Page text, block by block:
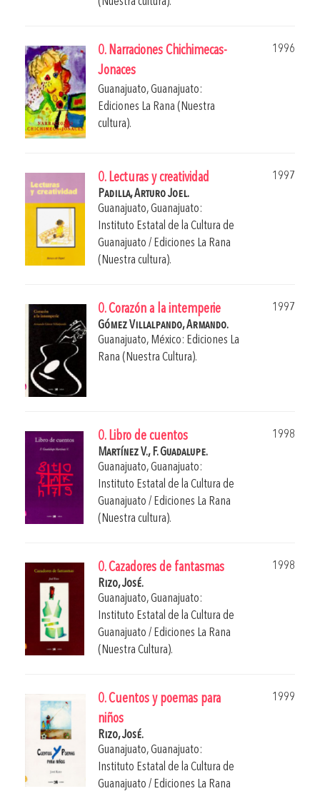
0. Narraciones Chichimecas-
Jonaces
1996
Guanajuato, Guanajuato:
Ediciones La Rana (Nuestra
cultura).
0. Lecturas y creatividad
1997
Padilla, Arturo Joel.
Guanajuato, Guanajuato:
Instituto Estatal de la Cultura de
Guanajuato / Ediciones La Rana
(Nuestra cultura).
0. Corazón a la intemperie
1997
Gómez Villalpando, Armando.
Guanajuato, México: Ediciones La
Rana (Nuestra Cultura).
0. Libro de cuentos
1998
Martínez V., F. Guadalupe.
Guanajuato, Guanajuato:
Instituto Estatal de la Cultura de
Guanajuato / Ediciones La Rana
(Nuestra cultura).
0. Cazadores de fantasmas
1998
Rizo, José.
Guanajuato, Guanajuato:
Instituto Estatal de la Cultura de
Guanajuato / Ediciones La Rana
(Nuestra Cultura).
0. Cuentos y poemas para
niños
1999
Rizo, José.
Guanajuato, Guanajuato:
Instituto Estatal de la Cultura de
Guanajuato / Ediciones La Rana